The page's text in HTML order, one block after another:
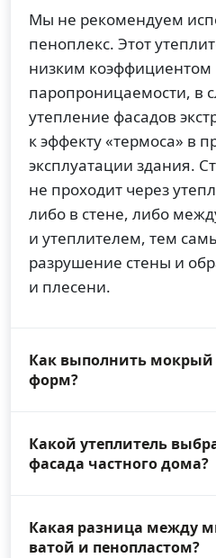
Мы не рекомендуем
пеноплекс. Этот
низким коэффициентом
паропроницаемости, в
утепление фасадов
к эффекту «термоса» в
эксплуатации здания.
не проходит через
либо в стене, либо
и утеплителем, тем
разрушение стены и
и плесени.
Как выполнить мокрый
форм?
Какой утеплитель
фасада частного дома?
Какая разница между
ватой и пенопластом?